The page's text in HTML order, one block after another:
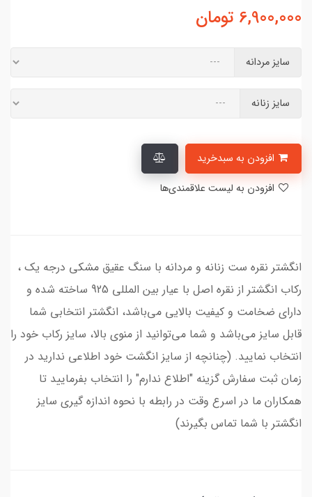
6,900,000 تومان
سایز مردانه
سایز زنانه
انگشتر نقره ست زنانه و مردانه با سنگ عقیق مشکی درجه یک ،
رکاب انگشتر از نقره اصل با عیار بین المللی 925 ساخته شده و
دارای ضخامت و کیفیت بالایی می‌باشد، انگشتر انتخابی شما
قابل سایز می‌باشد و شما می‌توانید از منوی بالا، سایز رکاب خود را
انتخاب نمایید. (چنانچه از سایز انگشت خود اطلاعی ندارید در
زمان ثبت سفارش گزینه "اطلاع ندارم" را انتخاب بفرمایید تا
همکاران ما در اسرع وقت در رابطه با نحوه اندازه گیری سایز
انگشتر با شما تماس بگیرند)